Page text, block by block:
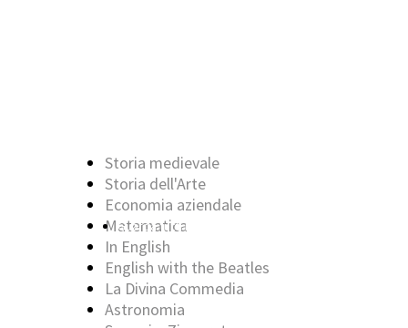
Storia medievale
Storia dell'Arte
Economia aziendale
Matematica
In English
English with the Beatles
La Divina Commedia
Astronomia
Guarda tutti i poemi epici, in questa